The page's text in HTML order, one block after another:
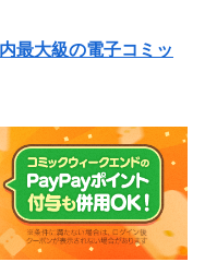
最大級の電子コミッ